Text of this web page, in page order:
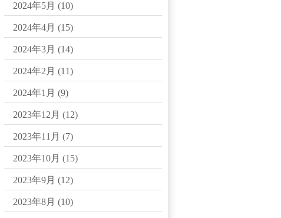
2024年5月 (10)
2024年4月 (15)
2024年3月 (14)
2024年2月 (11)
2024年1月 (9)
2023年12月 (12)
2023年11月 (7)
2023年10月 (15)
2023年9月 (12)
2023年8月 (10)